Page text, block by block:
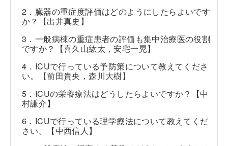
2．臓器の重症度評価はどのようにしたらよいです
か？【出井真史】
3．一般病棟の重症患者の評価も集中治療医の役割
ですか？【喜久山紘太，安宅一晃】
4．ICUで行っている予防策について教えてくださ
い。【前田貴央，森川大樹】
5．ICUの栄養療法はどうしたらよいですか？【中
村謙介】
6．ICUで行っている理学療法について教えてくだ
さい。【中西信人】